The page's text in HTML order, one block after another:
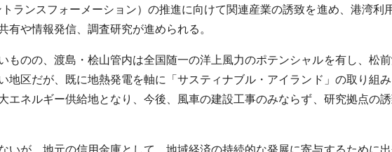
ランスフォーメーション）の推進に向けて関連産業の誘致を進め、港湾利
や情報発信、調査研究が進められる。
ものの、渡島・桧山管内は全国随一の洋上風力のポテンシャルを有し、松
区だが、既に地熱発電を軸に「サスティナブル・アイランド」の取り組み
エネルギー供給地となり、今後、風車の建設工事のみならず、研究拠点の